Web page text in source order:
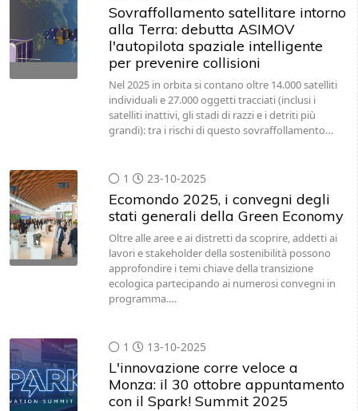
Sovraffollamento satellitare intorno
alla Terra: debutta ASIMOV
l'autopilota spaziale intelligente
per prevenire collisioni
Nel 2025 in orbita si contano oltre 14.000 satelliti
individuali e 27.000 oggetti tracciati (inclusi i
satelliti inattivi, gli stadi di razzi e i detriti più
grandi): tra i rischi di questo sovraffollamento…
1 23-10-2025
Ecomondo 2025, i convegni degli
stati generali della Green Economy
Oltre alle aree e ai distretti da scoprire, addetti ai
lavori e stakeholder della sostenibilità possono
approfondire i temi chiave della transizione
ecologica partecipando ai numerosi convegni in
programma.…
1 13-10-2025
L'innovazione corre veloce a
Monza: il 30 ottobre appuntamento
con il Spark! Summit 2025